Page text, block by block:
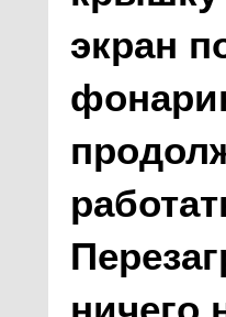
экран
ничего